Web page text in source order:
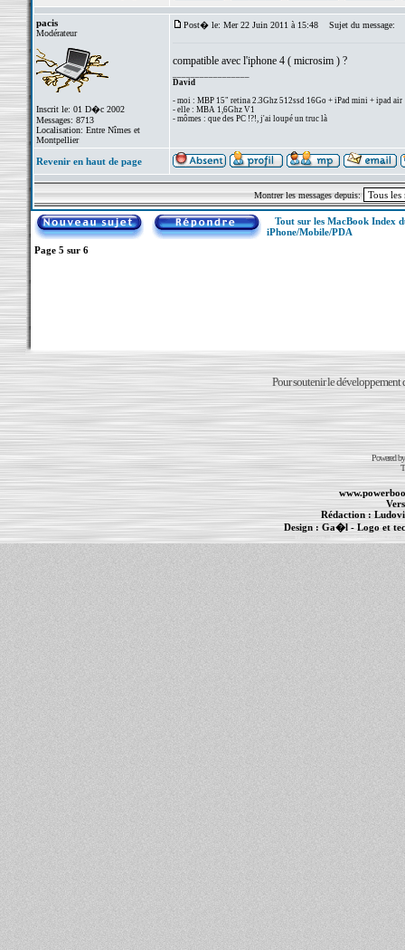
pacis
Modérateur
Inscrit le: 01 D�c 2002
Messages: 8713
Localisation: Entre Nîmes et
Montpellier
Post� le: Mer 22 Juin 2011 à 15:48 Sujet du message:
compatible avec l'iphone 4 ( microsim ) ?
David
- moi : MBP 15" retina 2.3Ghz 512ssd 16Go + iPad mini + ipad air
- elle : MBA 1,6Ghz V1
- mômes : que des PC !?!, j'ai loupé un truc là
Revenir en haut de page
Montrer les messages depuis:
Tout sur les MacBook Index
iPhone/Mobile/PDA
Page 5 sur 6
Pour soutenir le développement
Powered
Rédaction :
Design : Ga�l - Logo et